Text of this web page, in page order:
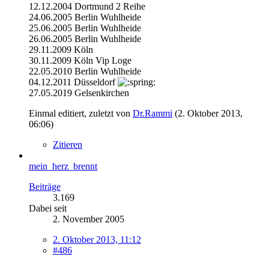
12.12.2004 Dortmund 2 Reihe
24.06.2005 Berlin Wuhlheide
25.06.2005 Berlin Wuhlheide
26.06.2005 Berlin Wuhlheide
29.11.2009 Köln
30.11.2009 Köln Vip Loge
22.05.2010 Berlin Wuhlheide
04.12.2011 Düsseldorf
27.05.2019 Gelsenkirchen
Einmal editiert, zuletzt von Dr.Rammi (2. Oktober 2013,
06:06)
Zitieren
mein_herz_brennt
Beiträge
3.169
Dabei seit
2. November 2005
2. Oktober 2013, 11:12
#486